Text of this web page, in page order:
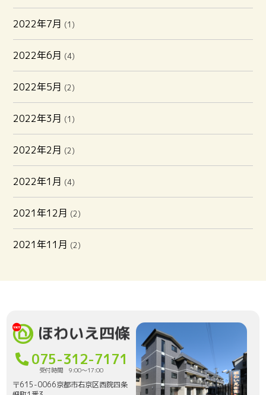
2022年7月 (1)
2022年6月 (4)
2022年5月 (2)
2022年3月 (1)
2022年2月 (2)
2022年1月 (4)
2021年12月 (2)
2021年11月 (2)
075-312-7171
受付時間 9:00〜17:00
〒615-0066京都市右京区西院四条